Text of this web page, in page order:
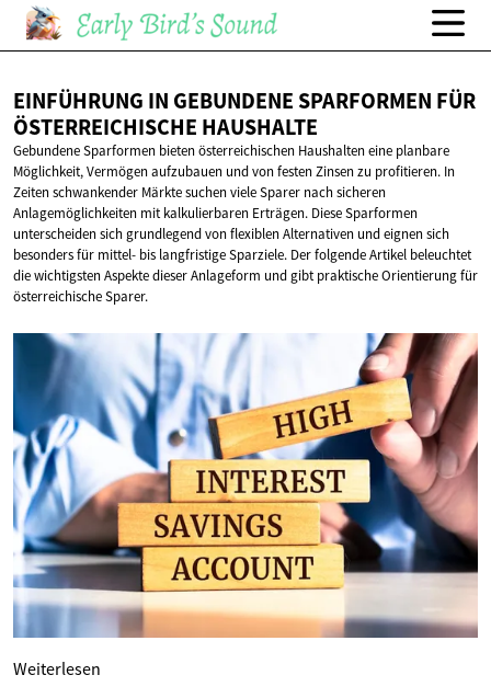
EINFÜHRUNG IN GEBUNDENE SPARFORMEN FÜR
ÖSTERREICHISCHE HAUSHALTE
Gebundene Sparformen bieten österreichischen Haushalten eine planbare
Möglichkeit, Vermögen aufzubauen und von festen Zinsen zu profitieren. In
Zeiten schwankender Märkte suchen viele Sparer nach sicheren
Anlagemöglichkeiten mit kalkulierbaren Erträgen. Diese Sparformen
unterscheiden sich grundlegend von flexiblen Alternativen und eignen sich
besonders für mittel- bis langfristige Sparziele. Der folgende Artikel beleuchtet
die wichtigsten Aspekte dieser Anlageform und gibt praktische Orientierung für
österreichische Sparer.
Weiterlesen